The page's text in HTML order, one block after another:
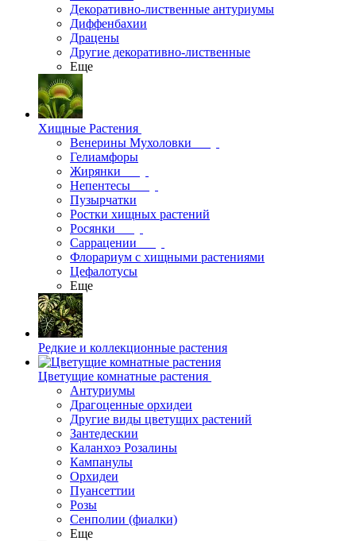
Декоративно-лиственные антуриумы
Диффенбахии
Драцены
Другие декоративно-лиственные
Еще
Хищные Растения
Венерины Мухоловки
Гелиамфоры
Жирянки
Непентесы
Пузырчатки
Ростки хищных растений
Росянки
Саррацении
Флорариум с хищными растениями
Цефалотусы
Еще
Редкие и коллекционные растения
Цветущие комнатные растения
Антуриумы
Драгоценные орхидеи
Другие виды цветущих растений
Зантедескии
Каланхоэ Розалины
Кампанулы
Орхидеи
Пуансеттии
Розы
Сенполии (фиалки)
Еще